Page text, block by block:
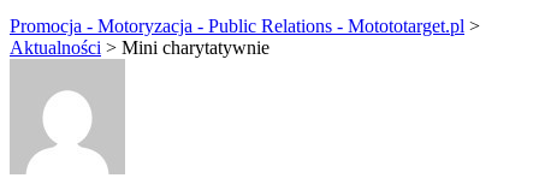
Promocja - Motoryzacja - Public Relations - Motototarget.pl >
Aktualności > Mini charytatywnie